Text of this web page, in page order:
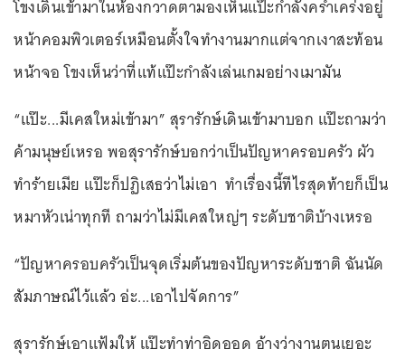
โขงเดินเข้ามาในห้องกวาดตามองเห็นแป๊ะกำลังคร่ำเคร่งอยู่
หน้าคอมพิวเตอร์เหมือนตั้งใจทำงานมากแต่จากเงาสะท้อน
หน้าจอ โขงเห็นว่าที่แท้แป๊ะกำลังเล่นเกมอย่างเมามัน
“แป๊ะ...มีเคสใหม่เข้ามา” สุรารักษ์เดินเข้ามาบอก แป๊ะถามว่า
ค้ามนุษย์เหรอ พอสุรารักษ์บอกว่าเป็นปัญหาครอบครัว ผัว
ทำร้ายเมีย แป๊ะก็ปฏิเสธว่าไม่เอา ทำเรื่องนี้ทีไรสุดท้ายก็เป็น
หมาหัวเน่าทุกที ถามว่าไม่มีเคสใหญ่ๆ ระดับชาติบ้างเหรอ
“ปัญหาครอบครัวเป็นจุดเริ่มต้นของปัญหาระดับชาติ ฉันนัด
สัมภาษณ์ไว้แล้ว อ่ะ...เอาไปจัดการ”
สุรารักษ์เอาแฟ้มให้ แป๊ะทำท่าอิดออด อ้างว่างานตนเยอะ